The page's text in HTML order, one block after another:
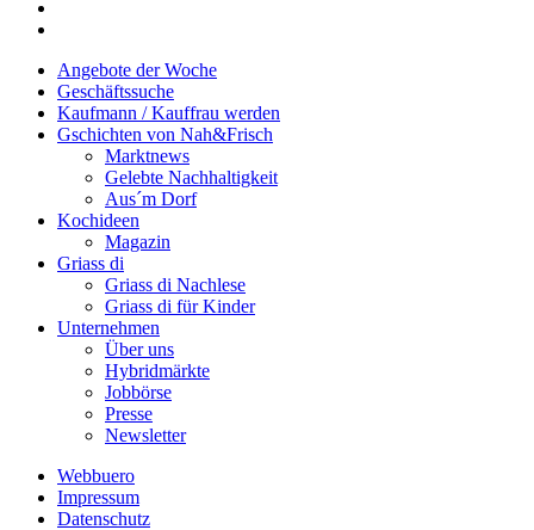
Angebote der Woche
Geschäftssuche
Kaufmann / Kauffrau werden
Gschichten von Nah&Frisch
Marktnews
Gelebte Nachhaltigkeit
Aus´m Dorf
Kochideen
Magazin
Griass di
Griass di Nachlese
Griass di für Kinder
Unternehmen
Über uns
Hybridmärkte
Jobbörse
Presse
Newsletter
Webbuero
Impressum
Datenschutz